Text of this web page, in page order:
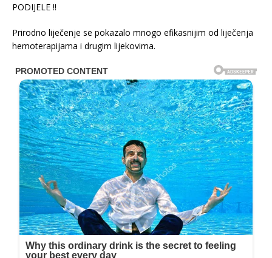
PODIJELE !!
Prirodno liječenje se pokazalo mnogo efikasnijim od liječenja
hemoterapijama i drugim lijekovima.